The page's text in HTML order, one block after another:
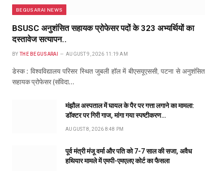
BEGUSARAI NEWS
BSUSC अनुशंसित सहायक प्रोफेसर पदों के 323 अभ्यर्थियों का
दस्तावेज सत्यापन..
BY THE BEGUSARAI AUGUST 9, 2026 11:19 AM
डेस्क : विश्वविद्यालय परिसर स्थित जुबली हॉल में बीएसयूएससी, पटना से अनुशंसित
सहायक प्रोफेसर (संविदा…
मंझौल अस्पताल में घायल के पैर पर गत्ता लगाने का मामला:
डॉक्टर पर गिरी गाज, मांगा गया स्पष्टीकरण…
AUGUST 8, 2026 8:48 PM
पूर्व मंत्री मंजू वर्मा और पति को 7-7 साल की सजा, अवैध
हथियार मामले में एमपी-एमएलए कोर्ट का फैसला